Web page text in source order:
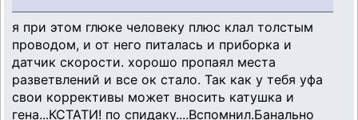
я при этом глюке человеку плюс клал толстым
проводом, и от него питалась и приборка и
датчик скорости. хорошо пропаял места
разветвлений и все ок стало. Так как у тебя уфа
свои коррективы может вносить катушка и
гена...КСТАТИ! по спидаку....Вспомнил.Банально